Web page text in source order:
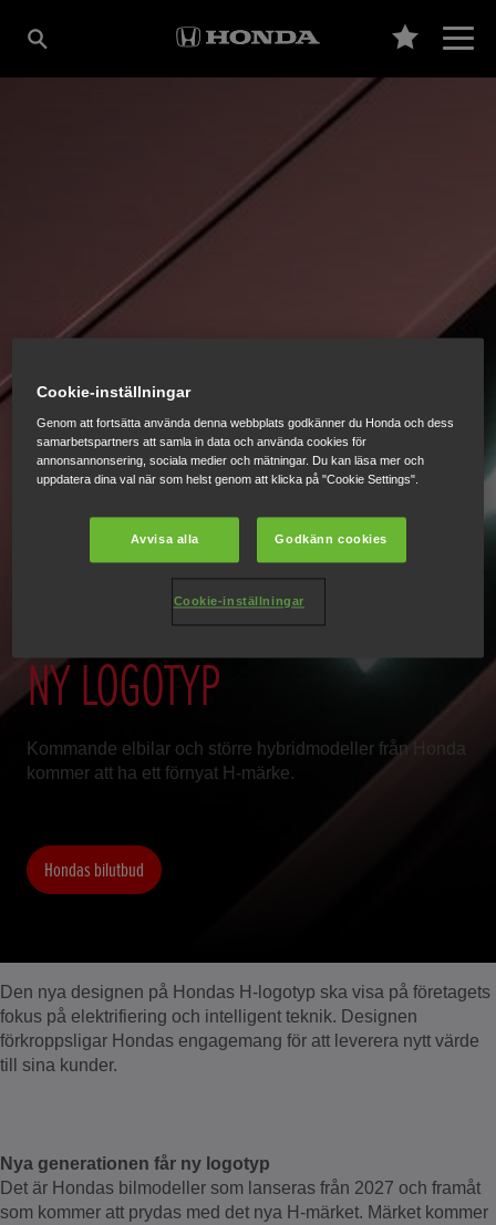
2027 ÅRS HONDA-
MODELLER FÅR
NY LOGOTYP
Kommande elbilar och större hybridmodeller från Honda
kommer att ha ett förnyat H-märke.
Hondas bilutbud
Den nya designen på Hondas H-logotyp ska visa på företagets
fokus på elektrifiering och intelligent teknik. Designen
förkroppsligar Hondas engagemang för att leverera nytt värde
till sina kunder.
Nya generationen får ny logotyp
Det är Hondas bilmodeller som lanseras från 2027 och framåt
som kommer att prydas med det nya H-märket. Märket kommer
Cookie-inställningar
Genom att fortsätta använda denna webbplats godkänner du Honda och dess
samarbetspartners att samla in data och använda cookies för
annonsannonsering, sociala medier och mätningar. Du kan läsa mer och
uppdatera dina val när som helst genom att klicka på "Cookie Settings".
Avvisa alla Godkänn cookies
Cookie-inställningar